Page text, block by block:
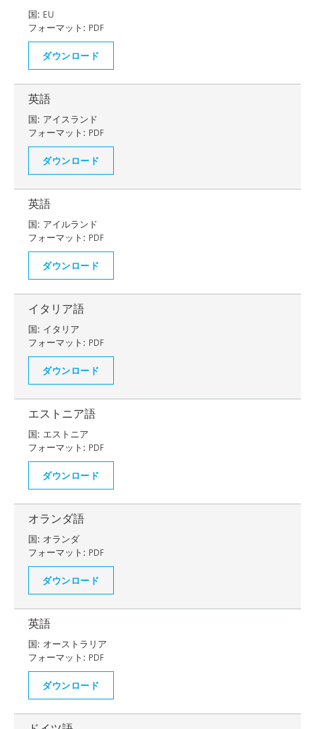
国: EU
フォーマット: PDF
ダウンロード
英語
国: アイスランド
フォーマット: PDF
ダウンロード
英語
国: アイルランド
フォーマット: PDF
ダウンロード
イタリア語
国: イタリア
フォーマット: PDF
ダウンロード
エストニア語
国: エストニア
フォーマット: PDF
ダウンロード
オランダ語
国: オランダ
フォーマット: PDF
ダウンロード
英語
国: オーストラリア
フォーマット: PDF
ダウンロード